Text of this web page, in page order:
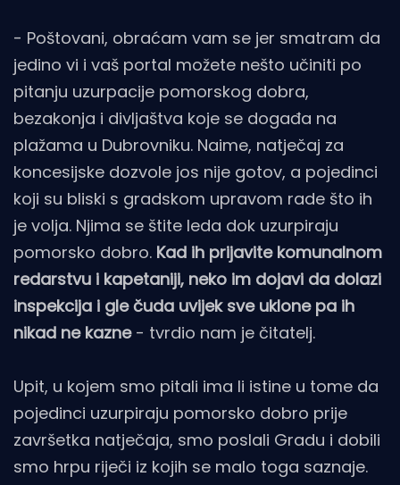
- Poštovani, obraćam vam se jer smatram da
jedino vi i vaš portal možete nešto učiniti po
pitanju uzurpacije pomorskog dobra,
bezakonja i divljaštva koje se događa na
plažama u Dubrovniku. Naime, natječaj za
koncesijske dozvole jos nije gotov, a pojedinci
koji su bliski s gradskom upravom rade što ih
je volja. Njima se štite leda dok uzurpiraju
pomorsko dobro. Kad ih prijavite komunalnom
redarstvu i kapetaniji, neko im dojavi da dolazi
inspekcija i gle čuda uvijek sve uklone pa ih
nikad ne kazne- tvrdio nam je čitatelj.
Upit, u kojem smo pitali ima li istine u tome da
pojedinci uzurpiraju pomorsko dobro prije
završetka natječaja, smo poslali Gradu i dobili
smo hrpu riječi iz kojih se malo toga saznaje.